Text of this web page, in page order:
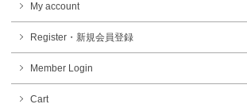
My account
Register・新規会員登録
Member Login
Cart